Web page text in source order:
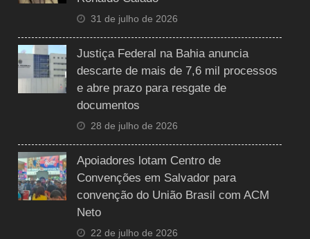
31 de julho de 2026
Justiça Federal na Bahia anuncia
descarte de mais de 7,6 mil processos
e abre prazo para resgate de
documentos
28 de julho de 2026
Apoiadores lotam Centro de
Convenções em Salvador para
convenção do União Brasil com ACM
Neto
22 de julho de 2026